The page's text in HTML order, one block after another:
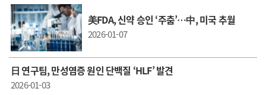
美FDA, 신약 승인 ‘주춤’…中, 미국 추월
2026-01-07
日 연구팀, 만성염증 원인 단백질 ‘HLF’ 발견
2026-01-03